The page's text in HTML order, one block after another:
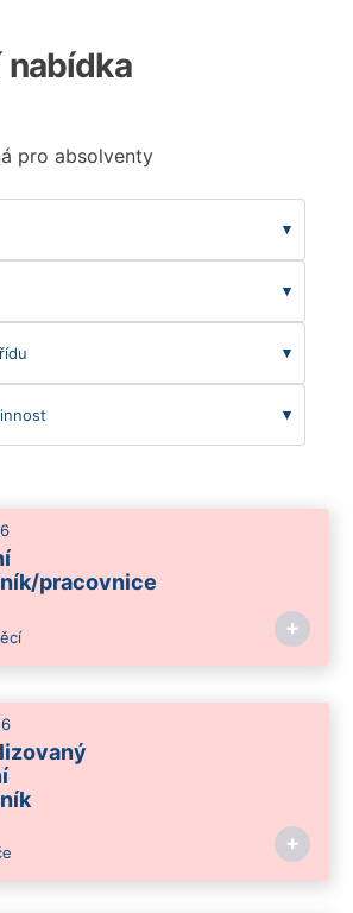
pro absolventy
pracovnice
+
+